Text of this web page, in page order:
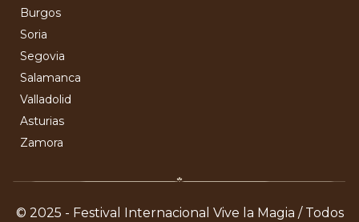
Burgos
Soria
Segovia
Salamanca
Valladolid
Asturias
Zamora
© 2025 - Festival Internacional Vive la Magia / Todos